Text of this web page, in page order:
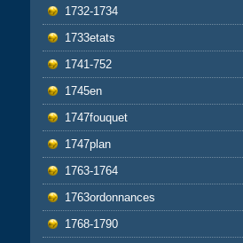
1732-1734
1733etats
1741-752
1745en
1747fouquet
1747plan
1763-1764
1763ordonnances
1768-1790